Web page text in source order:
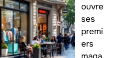
ouvre
ses
premi
ers